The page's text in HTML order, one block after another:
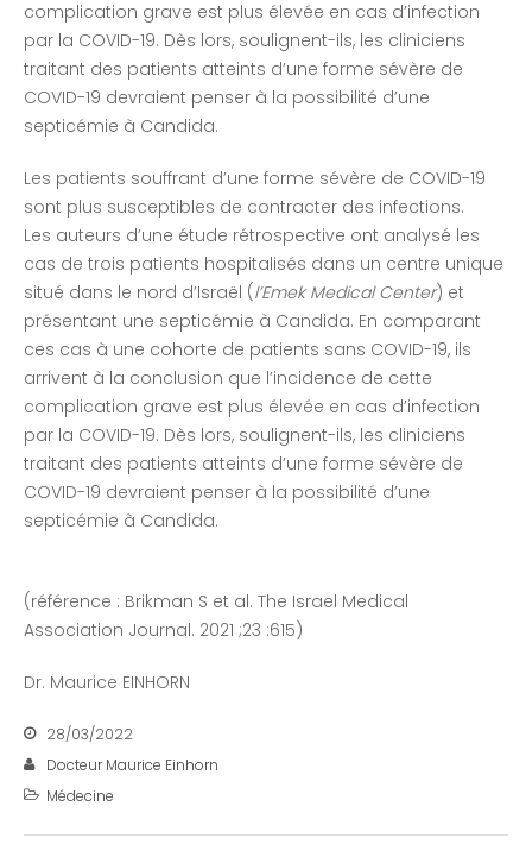
complication grave est plus élevée en cas d’infection
par la COVID-19. Dès lors, soulignent-ils, les cliniciens
traitant des patients atteints d’une forme sévère de
COVID-19 devraient penser à la possibilité d’une
septicémie à Candida.
Les patients souffrant d’une forme sévère de COVID-19
sont plus susceptibles de contracter des infections.
Les auteurs d’une étude rétrospective ont analysé les
cas de trois patients hospitalisés dans un centre unique
situé dans le nord d’Israël (l’Emek Medical Center) et
présentant une septicémie à Candida. En comparant
ces cas à une cohorte de patients sans COVID-19, ils
arrivent à la conclusion que l’incidence de cette
complication grave est plus élevée en cas d’infection
par la COVID-19. Dès lors, soulignent-ils, les cliniciens
traitant des patients atteints d’une forme sévère de
COVID-19 devraient penser à la possibilité d’une
septicémie à Candida.
(référence : Brikman S et al. The Israel Medical
Association Journal. 2021 ;23 :615)
Dr. Maurice EINHORN
28/03/2022
Docteur Maurice Einhorn
Médecine